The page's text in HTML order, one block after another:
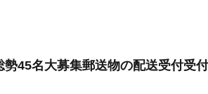
45名大募集郵送物の配送受付受